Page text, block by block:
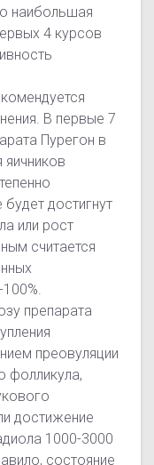
наибольшая
4 курсов
В первые 7
Пурегон в
яичников
достигнут
или рост
считается
препарата
преовуляции
фолликула,
достижение
1000-3000
состояние